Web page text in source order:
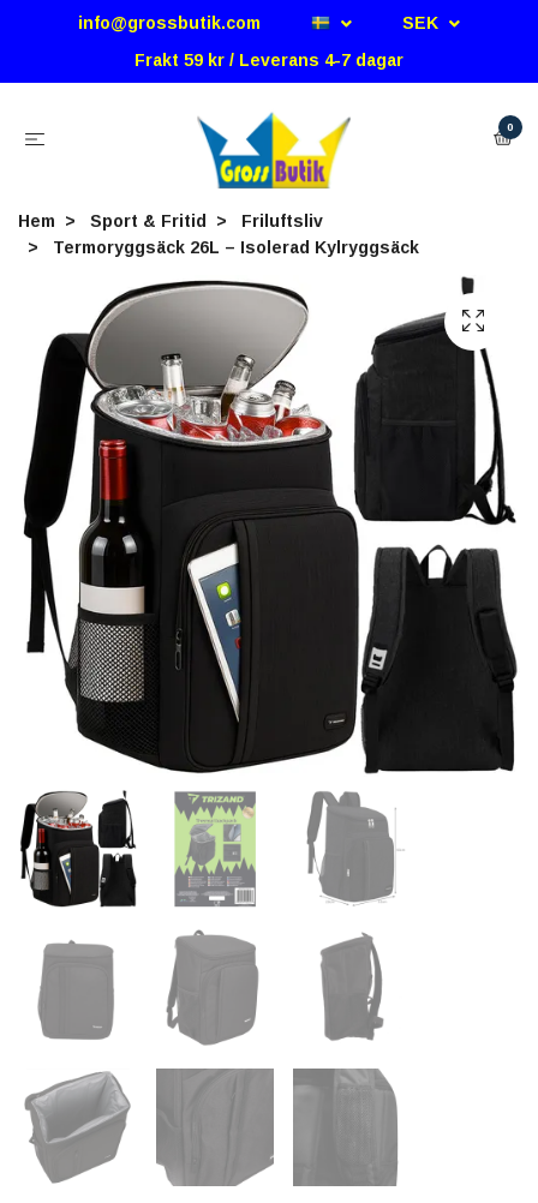
info@grossbutik.com
SEK
Frakt 59 kr / Leverans 4-7 dagar
0
Hem Sport & Fritid
Friluftsliv
Termoryggsäck 26L – Isolerad Kylryggsäck